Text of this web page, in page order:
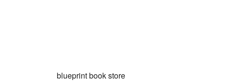
blueprint book store